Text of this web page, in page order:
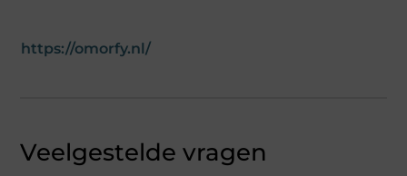
https://omorfy.nl/
Veelgestelde vragen